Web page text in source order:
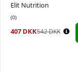
Elit Nutrition
0
407 DKK542 DKK